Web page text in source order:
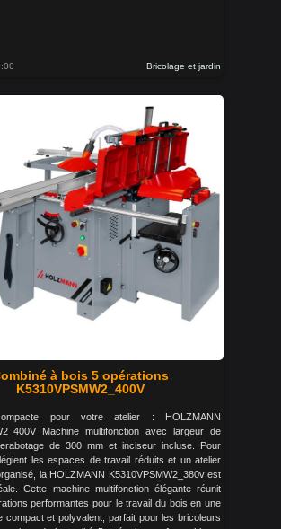
Bricolage et jardin
à bois 5 opérations
K5310VPSMW2_400V
pour votre atelier : HOLZMANN
Machine multifonction avec largeur de
de 300 mm et inciseur incluse. Pour
les espaces de travail réduits et un atelier
la HOLZMANN K5310VPSMW2_380v est
Cette machine multifonction élégante réunit
performantes pour le travail du bois en une
compact et polyvalent, parfait pour les bricoleurs